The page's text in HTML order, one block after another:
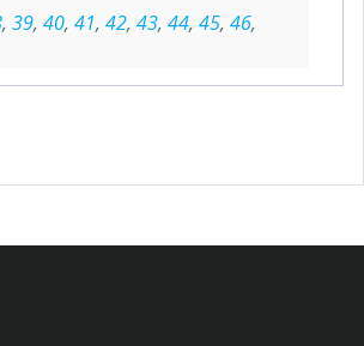
, 39, 40, 41, 42, 43, 44, 45, 46,